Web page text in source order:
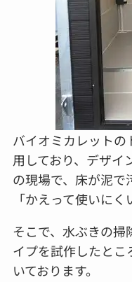
バイオミカレット
用しており、デザイ
の現場で、床が泥で
「かえって使いに
そこで、水ぶきの掃
イプを試作したと
いております。